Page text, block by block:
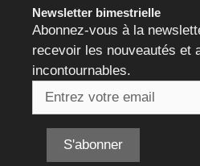
Newsletter bimestrielle
Abonnez-vous à la
recevoir les nouveautés et
incontournables.